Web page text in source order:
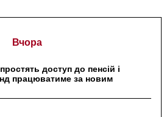
Вчора
доступ до пенсій і
працюватиме за новим